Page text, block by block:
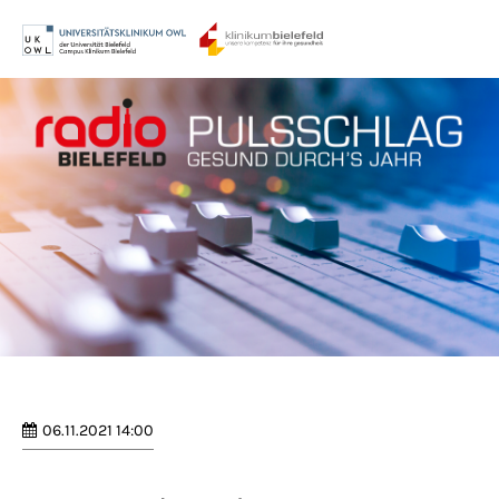
Login
Benutzername
Passwort
Anmelden
06.11.2021 14:00